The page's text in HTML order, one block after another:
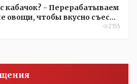
кабачок? - Перерабатываем
овощи, чтобы вкусно съесть
2155